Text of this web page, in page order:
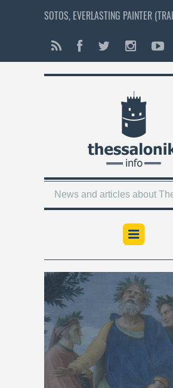
SOTOS, EVERLASTING PAINTER
News and articles about